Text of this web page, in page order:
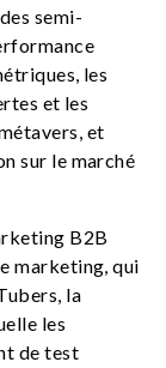
semi-
les
et les
et
sur le marché
B2B
marketing, qui
la
les
de test